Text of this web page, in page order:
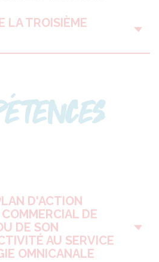
LA TROISIÈME
D'ACTION
DE
DE SON
AU SERVICE
OMNICANALE